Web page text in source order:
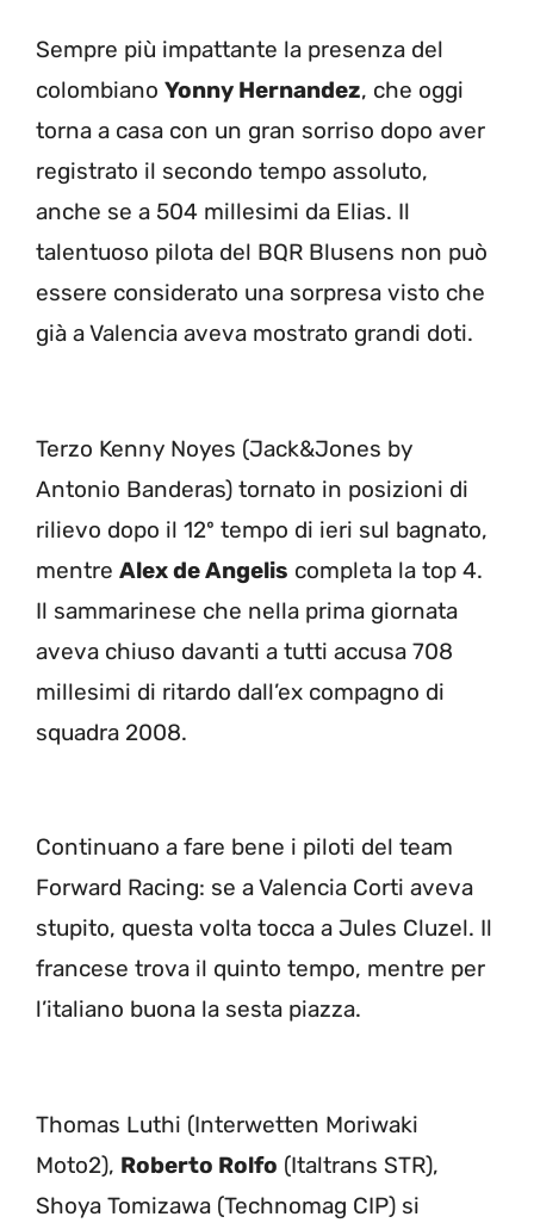
Sempre più impattante la presenza del
colombiano Yonny Hernandez, che oggi
torna a casa con un gran sorriso dopo aver
registrato il secondo tempo assoluto,
anche se a 504 millesimi da Elias. Il
talentuoso pilota del BQR Blusens non può
essere considerato una sorpresa visto che
già a Valencia aveva mostrato grandi doti.
Terzo Kenny Noyes (Jack&Jones by
Antonio Banderas) tornato in posizioni di
rilievo dopo il 12º tempo di ieri sul bagnato,
mentre Alex de Angelis completa la top 4.
Il sammarinese che nella prima giornata
aveva chiuso davanti a tutti accusa 708
millesimi di ritardo dall’ex compagno di
squadra 2008.
Continuano a fare bene i piloti del team
Forward Racing: se a Valencia Corti aveva
stupito, questa volta tocca a Jules Cluzel. Il
francese trova il quinto tempo, mentre per
l’italiano buona la sesta piazza.
Thomas Luthi (Interwetten Moriwaki
Moto2), Roberto Rolfo (Italtrans STR),
Shoya Tomizawa (Technomag CIP) si